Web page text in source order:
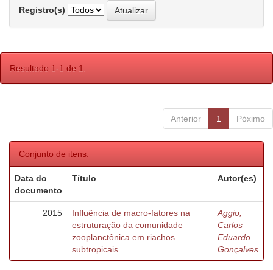
Registro(s)
Resultado 1-1 de 1.
Anterior 1 Póximo
Conjunto de itens:
Data do
documento
Título Autor(es)
2015
Influência de macro-fatores na
estruturação da comunidade
zooplanctônica em riachos
subtropicais.
Aggio,
Carlos
Eduardo
Gonçalves